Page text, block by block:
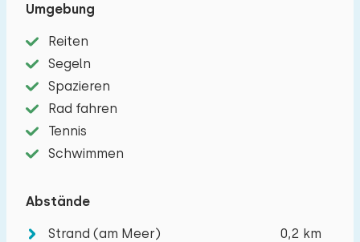
Umgebung
Reiten
Segeln
Spazieren
Rad fahren
Tennis
Schwimmen
Abstände
Strand (am Meer)
0,2 km